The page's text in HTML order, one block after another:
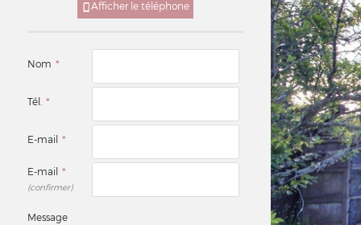
Afficher le téléphone
Nom *
Tél. *
E-mail *
E-mail *
(confirmer)
Message